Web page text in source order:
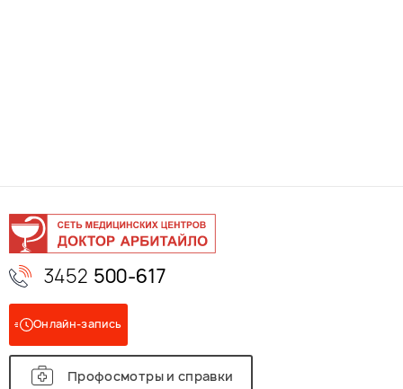
3452 500-617
Онлайн-запись
Профосмотры и справки